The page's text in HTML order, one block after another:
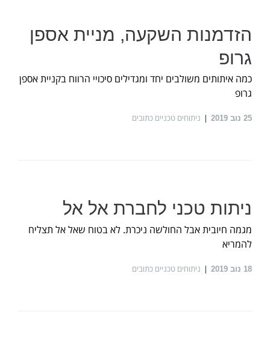
הזדמנות השקעה, מניית אספן
גרופ
כמה איתותים משולבים יחד ומגדילים סיכויי הרווח בקניית אספן
גרופ
25 נוב 2019 ניתוחים טכניים כתובים
ניתות טכני לחברת אל אל
מגמה חיובית אבל החולשה ניכרת. לא בטוח שאל אל תצליח
להמריא
18 נוב 2019 ניתוחים טכניים כתובים